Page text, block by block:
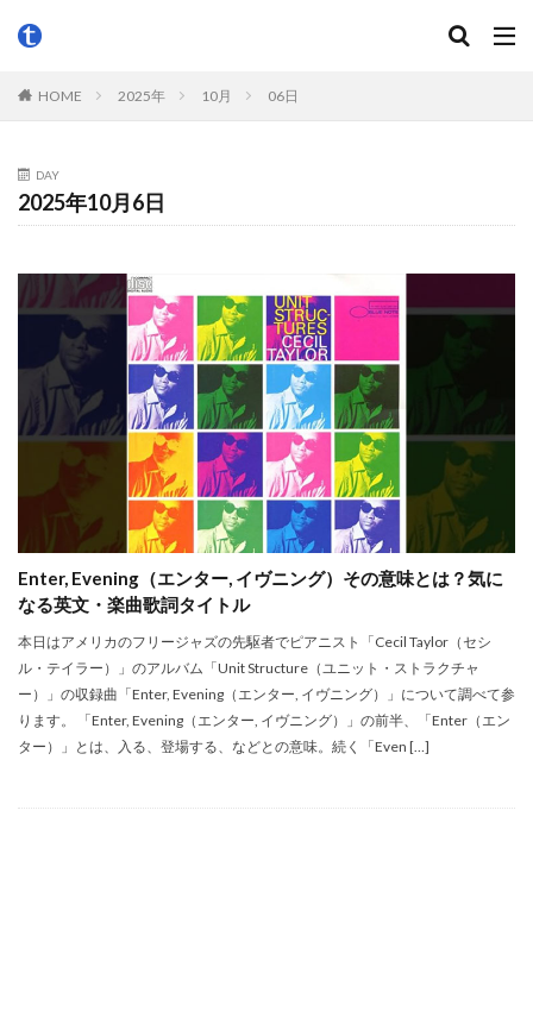
HOME 2025年 10月 06日
DAY
2025年10月6日
Enter, Evening（エンター, イヴニング）その意味とは？気に
なる英文・楽曲歌詞タイトル
本日はアメリカのフリージャズの先駆者でピアニスト「Cecil Taylor（セシ
ル・テイラー）」のアルバム「Unit Structure（ユニット・ストラクチャ
ー）」の収録曲「Enter, Evening（エンター, イヴニング）」について調べて参
ります。 「Enter, Evening（エンター, イヴニング）」の前半、「Enter（エン
ター）」とは、入る、登場する、などとの意味。続く「Even […]